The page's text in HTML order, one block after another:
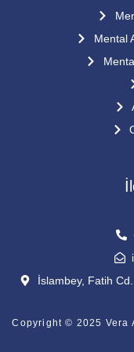
Mental
İslambey, Fatih
Copyright © 2025 Vera